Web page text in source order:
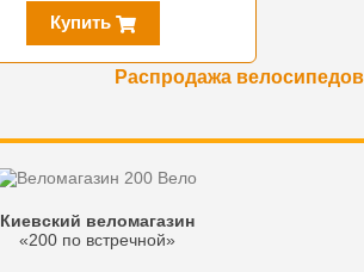
Купить
Распродажа велосипедов
Киевский веломагазин
«200 по встречной»